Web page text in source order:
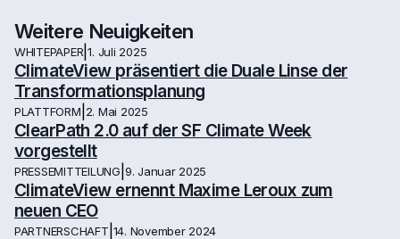
Weitere Neuigkeiten
WHITEPAPER|1. Juli 2025
ClimateView präsentiert die Duale Linse der
Transformationsplanung
PLATTFORM 2. Mai 2025
ClearPath 2.0 auf der SF Climate Week
vorgestellt
PRESSEMITTEILUNG 9. Januar 2025
ClimateView ernennt Maxime Leroux zum
neuen CEO
PARTNERSCHAFT 14. November 2024